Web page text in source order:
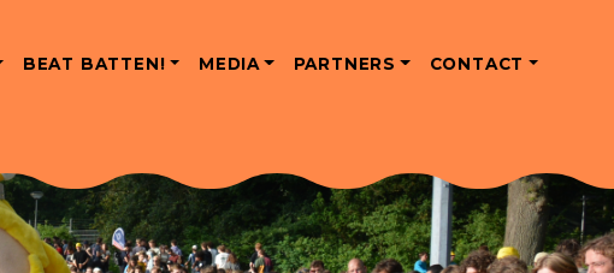
BEAT BATTEN! MEDIA PARTNERS CONTACT